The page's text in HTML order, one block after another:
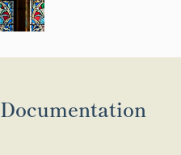
Documentation